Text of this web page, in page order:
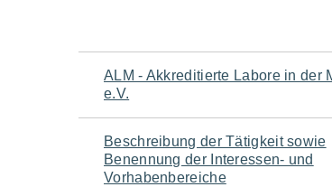
Navigation
für
den
ALM - Akkreditierte Labore in der
e.V.
Beschreibung der Tätigkeit sowie
Benennung der Interessen- und
Vorhabenbereiche